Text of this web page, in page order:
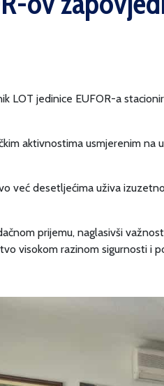
LOT jedinice EUFOR-a
aktivnostima usmjerenim
već desetljećima uživa
prijemu, naglasivši
visokom razinom sigurnosti i